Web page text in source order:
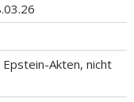
Epstein-Akten, nicht